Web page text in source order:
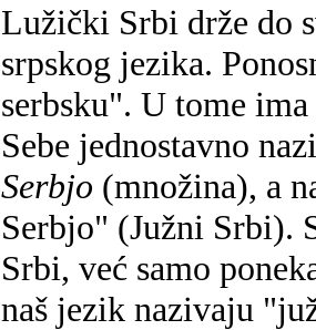
Lužički Srbi drže do
srpskog jezika.
serbsku". U tome
Sebe jednostavno
Serbjo (množina), a
Serbjo" (Južni Srbi).
Srbi, već samo
naš jezik nazivaju